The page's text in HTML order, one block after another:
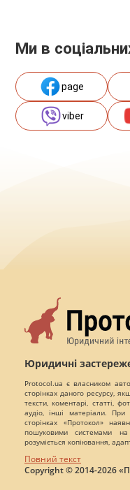
Ми в
page
viber
Юридичні
Protocol.ua є власником
сторінках даного ресурсу,
тексти, коментарі, статті,
аудіо, інші матеріали.
сторінках «Протокол»
пошуковими системами
розуміється копіювання,
Повний текст
Copyright © 2014-2026